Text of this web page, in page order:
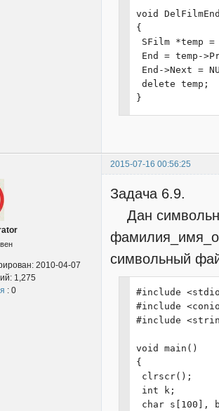
Film = Start;
for (int i=0;
printf("[%d]
scanf
printf("[%d]
scanf
printf("[%d]
scanf
scanf
SFilm *temp
temp->Next =
temp->Prior
Film->Next =
Film->Prior
  Film = temp;
}
void
void
{
SFilm *temp =
End = temp-
End->Next =
delete temp;
}
2015-07-16 00:56:25
2010-04-07
1,275
: 0
Задача 6.9.
Дан
символьный
#include
#include
#include
void main()
{
clrscr();
int k;
char s[100],